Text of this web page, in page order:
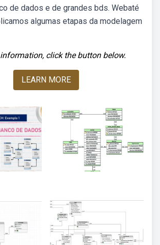
de dados e de grandes bds. Webaté
algumas etapas da modelagem
click the button below.
LEARN MORE